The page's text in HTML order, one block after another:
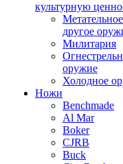
культурную
другое
Милитария
оружие
Холодное
Ножи
Benchmade
Al Mar
Boker
CJRB
Buck